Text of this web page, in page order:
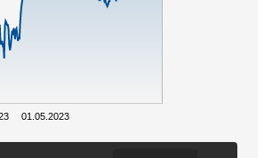
01.05.2023